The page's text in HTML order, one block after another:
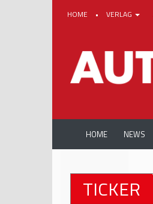
HOME • VERLAG
HOME NEWS
TICKER